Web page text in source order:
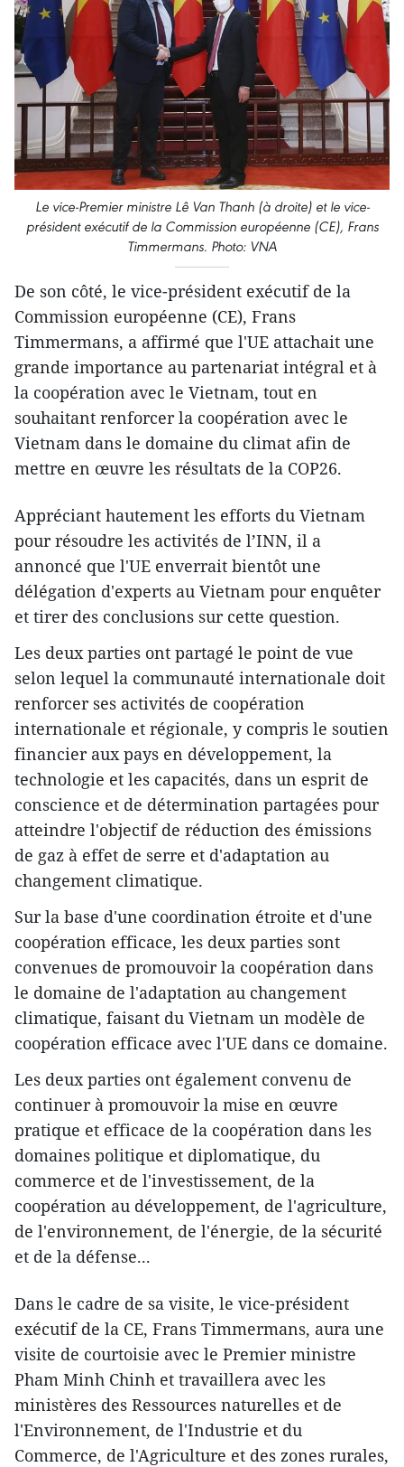
Le vice-Premier ministre Lê Van Thanh (à droite) et le vice-
président exécutif de la Commission européenne (CE), Frans
Timmermans. Photo: VNA
De son côté, le vice-président exécutif de la
Commission européenne (CE), Frans
Timmermans, a affirmé que l'UE attachait une
grande importance au partenariat intégral et à
la coopération avec le Vietnam, tout en
souhaitant renforcer la coopération avec le
Vietnam dans le domaine du climat afin de
mettre en œuvre les résultats de la COP26.
Appréciant hautement les efforts du Vietnam
pour résoudre les activités de l’INN, il a
annoncé que l'UE enverrait bientôt une
délégation d'experts au Vietnam pour enquêter
et tirer des conclusions sur cette question.
Les deux parties ont partagé le point de vue
selon lequel la communauté internationale doit
renforcer ses activités de coopération
internationale et régionale, y compris le soutien
financier aux pays en développement, la
technologie et les capacités, dans un esprit de
conscience et de détermination partagées pour
atteindre l'objectif de réduction des émissions
de gaz à effet de serre et d'adaptation au
changement climatique.
Sur la base d'une coordination étroite et d'une
coopération efficace, les deux parties sont
convenues de promouvoir la coopération dans
le domaine de l'adaptation au changement
climatique, faisant du Vietnam un modèle de
coopération efficace avec l'UE dans ce domaine.
Les deux parties ont également convenu de
continuer à promouvoir la mise en œuvre
pratique et efficace de la coopération dans les
domaines politique et diplomatique, du
commerce et de l'investissement, de la
coopération au développement, de l'agriculture,
de l'environnement, de l'énergie, de la sécurité
et de la défense...
Dans le cadre de sa visite, le vice-président
exécutif de la CE, Frans Timmermans, aura une
visite de courtoisie avec le Premier ministre
Pham Minh Chinh et travaillera avec les
ministères des Ressources naturelles et de
l'Environnement, de l'Industrie et du
Commerce, de l'Agriculture et des zones rurales,